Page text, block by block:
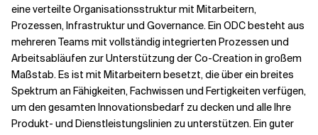
eine verteilte Organisationsstruktur mit Mitarbeitern,
Prozessen, Infrastruktur und Governance. Ein ODC besteht aus
mehreren Teams mit vollständig integrierten Prozessen und
Arbeitsabläufen zur Unterstützung der Co-Creation in großem
Maßstab. Es ist mit Mitarbeitern besetzt, die über ein breites
Spektrum an Fähigkeiten, Fachwissen und Fertigkeiten verfügen,
um den gesamten Innovationsbedarf zu decken und alle Ihre
Produkt- und Dienstleistungslinien zu unterstützen. Ein guter